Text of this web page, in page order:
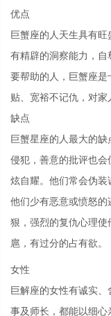
优点
巨蟹座的人天生具有旺
有精辟的洞察能力，
要帮助的人，巨蟹座
贴、宽裕不记仇，对家
缺点
巨蟹星座的人最大的
侵犯，善意的批评也
炫自耀。他们常会伪装
他们少有恶意或愤怒
狠，强烈的复仇心理
扈，有过分的占有欲。
女性
巨解座的女性有诚实
事及师长，都能以细